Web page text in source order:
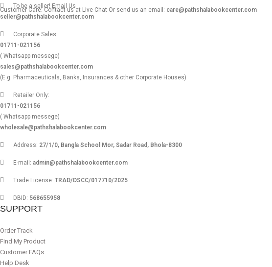
Customer Care: Contact us at Live Chat Or send us an email: care@pathshalabookcenter.com
To be a seller! Email Us
seller@pathshalabookcenter.com
Corporate Sales:
01711-021156
( Whatsapp messege)
sales@pathshalabookcenter.com
(E.g. Pharmaceuticals, Banks, Insurances & other Corporate Houses)
Retailer Only:
01711-021156
( Whatsapp messege)
wholesale@pathshalabookcenter.com
Address: 27/1/0, Bangla School Mor, Sadar Road, Bhola-8300
E-mail: admin@pathshalabookcenter.com
Trade License: TRAD/DSCC/017710/2025
DBID: 568655958
SUPPORT
Order Track
Find My Product
Customer FAQs
Help Desk